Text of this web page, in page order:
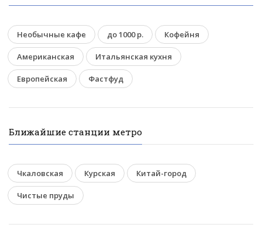
Необычные кафе до 1000 р. Кофейня
Американская Итальянская кухня
Европейская Фастфуд
Ближайшие станции метро
Чкаловская Курская Китай-город
Чистые пруды